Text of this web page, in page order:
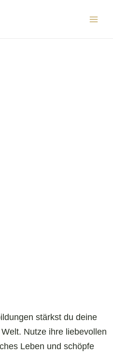
stärkst du deine
Nutze ihre liebevollen
Leben und schöpfe